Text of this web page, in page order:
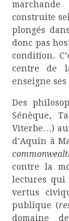
construite
plongés
donc pas
condition.
centre de
enseigne
Des
Sénèque,
Viterbe…)
d’Aquin à
contre la
lectures qui
vertus
publique (
domaine